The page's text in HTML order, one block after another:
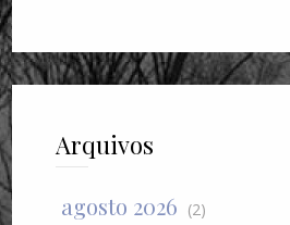
Arquivos
agosto 2026 (2)